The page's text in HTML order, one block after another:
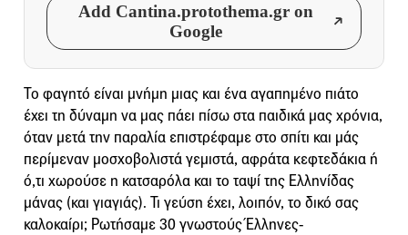
Add Cantina.protothema.gr on
Google
Το φαγητό είναι μνήμη μιας και ένα αγαπημένο πιάτο
έχει τη δύναμη να μας πάει πίσω στα παιδικά μας χρόνια,
όταν μετά την παραλία επιστρέφαμε στο σπίτι και μάς
περίμεναν μοσχοβολιστά γεμιστά, αφράτα κεφτεδάκια ή
ό,τι χωρούσε η κατσαρόλα και το ταψί της Ελληνίδας
μάνας (και γιαγιάς). Τι γεύση έχει, λοιπόν, το δικό σας
καλοκαίρι; Ρωτήσαμε 30 γνωστούς Έλληνες-